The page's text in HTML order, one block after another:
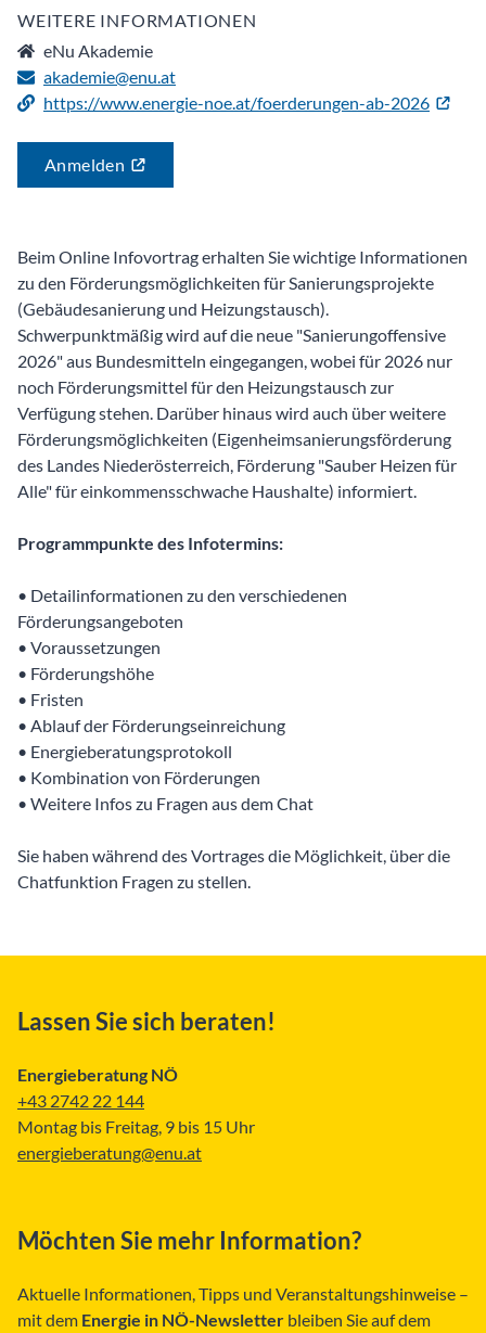
WEITERE INFORMATIONEN
eNu Akademie
akademie@enu.at
https://www.energie-noe.at/foerderungen-ab-2026
Anmelden
Beim Online Infovortrag erhalten Sie wichtige Informationen
zu den Förderungsmöglichkeiten für Sanierungsprojekte
(Gebäudesanierung und Heizungstausch).
Schwerpunktmäßig wird auf die neue "Sanierungoffensive
2026" aus Bundesmitteln eingegangen, wobei für 2026 nur
noch Förderungsmittel für den Heizungstausch zur
Verfügung stehen. Darüber hinaus wird auch über weitere
Förderungs­möglichkeiten (Eigenheim­sanierungsförderung
des Landes Niederösterreich, Förderung "Sauber Heizen für
Alle" für einkommensschwache Haushalte) informiert.
Programmpunkte des Infotermins:
• Detailinformationen zu den verschiedenen
Förderungsangeboten
• Voraussetzungen
• Förderungshöhe
• Fristen
• Ablauf der Förderungseinreichung
• Energieberatungsprotokoll
• Kombination von Förderungen
• Weitere Infos zu Fragen aus dem Chat
Sie haben während des Vortrages die Möglichkeit, über die
Chatfunktion Fragen zu stellen.
Lassen Sie sich beraten!
Energieberatung NÖ
+43 2742 22 144
Montag bis Freitag, 9 bis 15 Uhr
energieberatung@enu.at
Möchten Sie mehr Information?
Aktuelle Informationen, Tipps und Veranstaltungshinweise –
mit dem Energie in NÖ-Newsletter bleiben Sie auf dem